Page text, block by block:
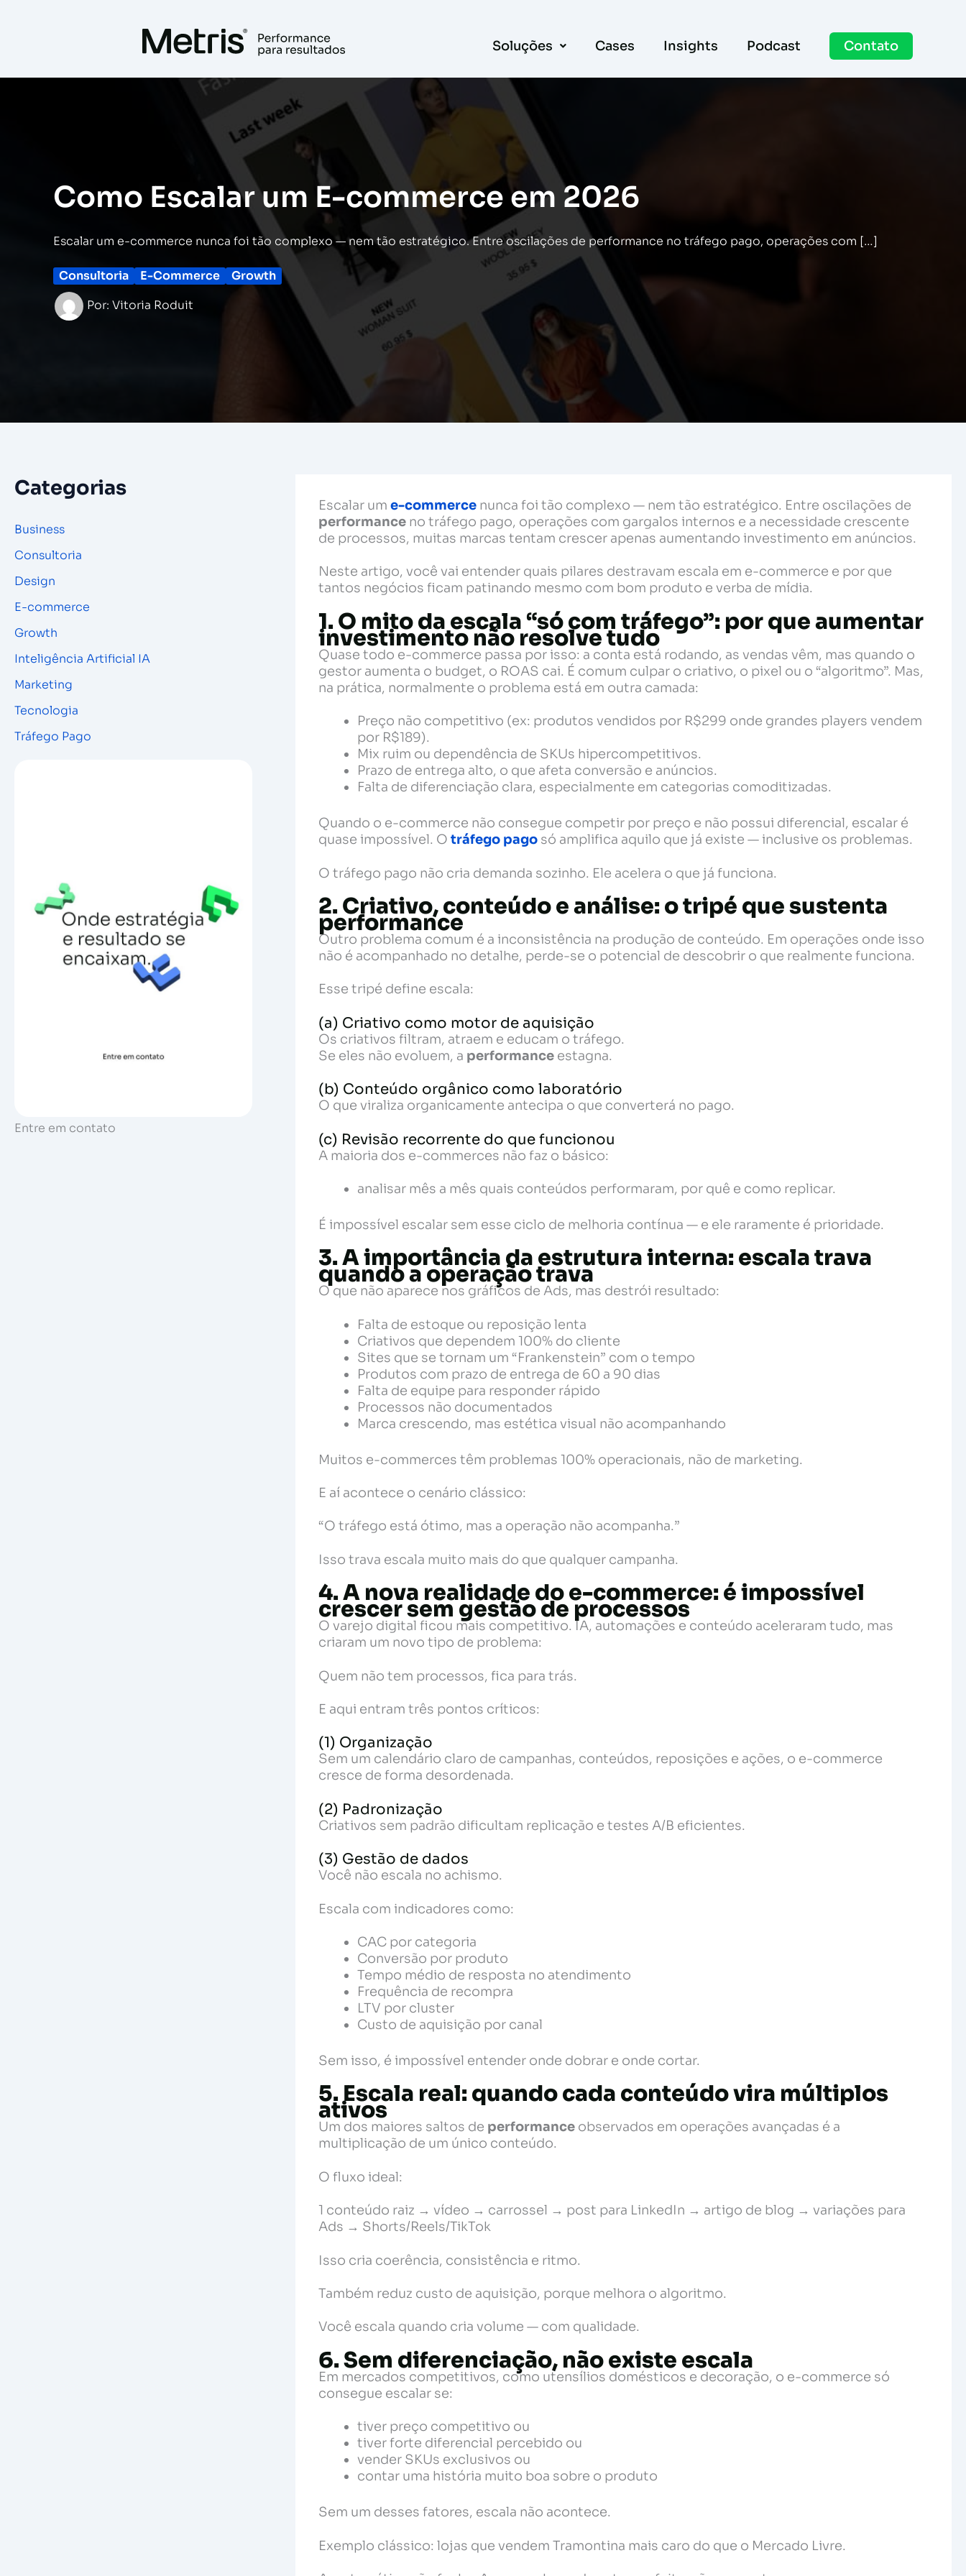
Soluções Cases Insights Podcast Contato
Como Escalar um E-commerce em 2026
Escalar um e-commerce nunca foi tão complexo — nem tão estratégico. Entre oscilações de performance no tráfego pago, operações com […]
Consultoria E-Commerce
Growth
Por: Vitoria Roduit
Categorias
Business
Consultoria
Design
E-commerce
Growth
Inteligência Artificial IA
Marketing
Tecnologia
Tráfego Pago
Entre em contato
Escalar ume-commerce nunca foi tão complexo — nem tão estratégico. Entre oscilações de
performance no tráfego pago, operações com gargalos internos e a necessidade crescente
de processos, muitas marcas tentam crescer apenas aumentando investimento em anúncios.
Neste artigo, você vai entender quais pilares destravam escala em e-commerce e por que
tantos negócios ficam patinando mesmo com bom produto e verba de mídia.
1. O mito da escala “só com tráfego”: por que aumentar
investimento não resolve tudo
Quase todo e-commerce passa por isso: a conta está rodando, as vendas vêm, mas quando o
gestor aumenta o budget, o ROAS cai. É comum culpar o criativo, o pixel ou o “algoritmo”. Mas,
na prática, normalmente o problema está em outra camada:
Preço não competitivo (ex: produtos vendidos por R$299 onde grandes players vendem
por R$189).
Mix ruim ou dependência de SKUs hipercompetitivos.
Prazo de entrega alto, o que afeta conversão e anúncios.
Falta de diferenciação clara, especialmente em categorias comoditizadas.
Quando o e-commerce não consegue competir por preço e não possui diferencial, escalar é
quase impossível. Otráfego pago só amplifica aquilo que já existe — inclusive os problemas.
O tráfego pago não cria demanda sozinho. Ele acelera o que já funciona.
2. Criativo, conteúdo e análise: o tripé que sustenta
performance
Outro problema comum é a inconsistência na produção de conteúdo. Em operações onde isso
não é acompanhado no detalhe, perde-se o potencial de descobrir o que realmente funciona.
Esse tripé define escala:
(a) Criativo como motor de aquisição
Os criativos filtram, atraem e educam o tráfego.
Se eles não evoluem, a performance estagna.
(b) Conteúdo orgânico como laboratório
O que viraliza organicamente antecipa o que converterá no pago.
(c) Revisão recorrente do que funcionou
A maioria dos e-commerces não faz o básico:
analisar mês a mês quais conteúdos performaram, por quê e como replicar.
É impossível escalar sem esse ciclo de melhoria contínua — e ele raramente é prioridade.
3. A importância da estrutura interna: escala trava
quando a operação trava
O que não aparece nos gráficos de Ads, mas destrói resultado:
Falta de estoque ou reposição lenta
Criativos que dependem 100% do cliente
Sites que se tornam um “Frankenstein” com o tempo
Produtos com prazo de entrega de 60 a 90 dias
Falta de equipe para responder rápido
Processos não documentados
Marca crescendo, mas estética visual não acompanhando
Muitos e-commerces têm problemas 100% operacionais, não de marketing.
E aí acontece o cenário clássico:
“O tráfego está ótimo, mas a operação não acompanha.”
Isso trava escala muito mais do que qualquer campanha.
4. A nova realidade do e-commerce: é impossível
crescer sem gestão de processos
O varejo digital ficou mais competitivo. IA, automações e conteúdo aceleraram tudo, mas
criaram um novo tipo de problema:
Quem não tem processos, fica para trás.
E aqui entram três pontos críticos:
(1) Organização
Sem um calendário claro de campanhas, conteúdos, reposições e ações, o e-commerce
cresce de forma desordenada.
(2) Padronização
Criativos sem padrão dificultam replicação e testes A/B eficientes.
(3) Gestão de dados
Você não escala no achismo.
Escala com indicadores como:
CAC por categoria
Conversão por produto
Tempo médio de resposta no atendimento
Frequência de recompra
LTV por cluster
Custo de aquisição por canal
Sem isso, é impossível entender onde dobrar e onde cortar.
5. Escala real: quando cada conteúdo vira múltiplos
ativos
Um dos maiores saltos de performance observados em operações avançadas é a
multiplicação de um único conteúdo.
O fluxo ideal:
1 conteúdo raiz → vídeo → carrossel → post para LinkedIn → artigo de blog → variações para
Ads → Shorts/Reels/TikTok
Isso cria coerência, consistência e ritmo.
Também reduz custo de aquisição, porque melhora o algoritmo.
Você escala quando cria volume — com qualidade.
6. Sem diferenciação, não existe escala
Em mercados competitivos, como utensílios domésticos e decoração, o e-commerce só
consegue escalar se:
tiver preço competitivo ou
tiver forte diferencial percebido ou
vender SKUs exclusivos ou
contar uma história muito boa sobre o produto
Sem um desses fatores, escala não acontece.
Exemplo clássico: lojas que vendem Tramontina mais caro do que o Mercado Livre.